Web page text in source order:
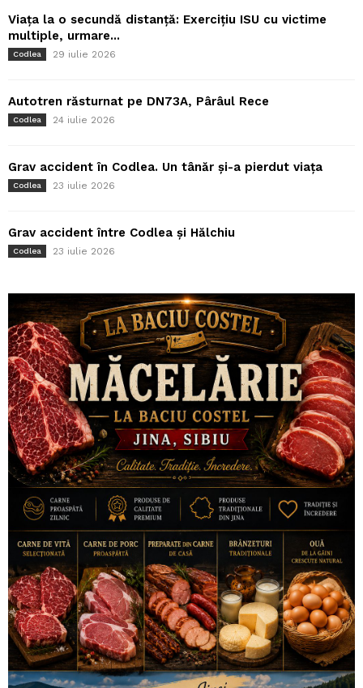
Viața la o secundă distanță: Exercițiu ISU cu victime
multiple, urmare...
Codlea 29 iulie 2026
Autotren răsturnat pe DN73A, Pârâul Rece
Codlea 24 iulie 2026
Grav accident în Codlea. Un tânăr și-a pierdut viața
Codlea 23 iulie 2026
Grav accident între Codlea și Hălchiu
Codlea 23 iulie 2026